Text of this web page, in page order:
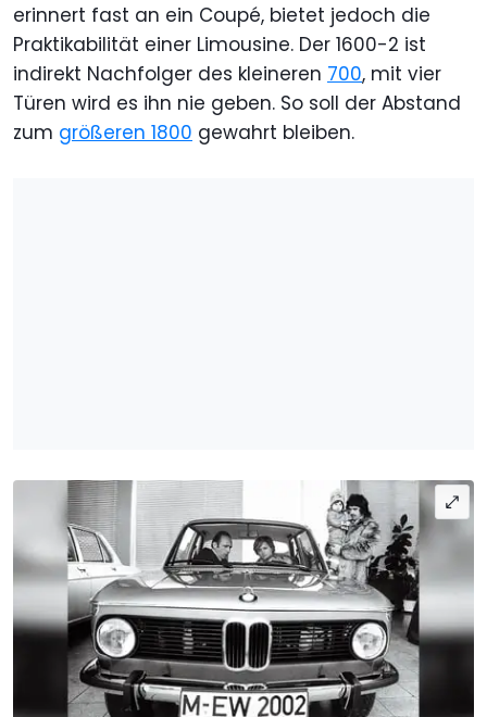
erinnert fast an ein Coupé, bietet jedoch die
Praktikabilität einer Limousine. Der 1600-2 ist
indirekt Nachfolger des kleineren 700, mit vier
Türen wird es ihn nie geben. So soll der Abstand
zum größeren 1800 gewahrt bleiben.